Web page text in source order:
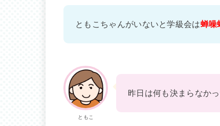
ともこちゃんがいないと学級会は蝉噪
ともこ
昨日は何も決まらなかっ